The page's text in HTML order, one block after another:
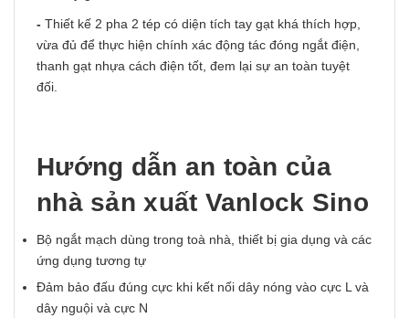
- Thiết kế 2 pha 2 tép có diện tích tay gạt khá thích hợp,
vừa đủ để thực hiện chính xác động tác đóng ngắt điện,
thanh gạt nhựa cách điện tốt, đem lại sự an toàn tuyệt
đối.
Hướng dẫn an toàn của
nhà sản xuất Vanlock Sino
Bộ ngắt mạch dùng trong toà nhà, thiết bị gia dụng và các
ứng dụng tương tự
Đảm bảo đấu đúng cực khi kết nối dây nóng vào cực L và
dây nguội và cực N